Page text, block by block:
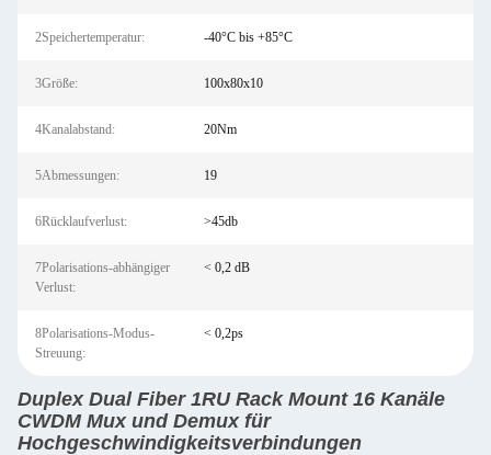
2Speichertemperatur: -40°C bis +85°C
3Größe: 100x80x10
4Kanalabstand: 20Nm
5Abmessungen: 19
6Rücklaufverlust: >45db
7Polarisations-abhängiger
Verlust:
< 0,2 dB
8Polarisations-Modus-
Streuung:
< 0,2ps
Duplex Dual Fiber 1RU Rack Mount 16 Kanäle
CWDM Mux und Demux für
Hochgeschwindigkeitsverbindungen